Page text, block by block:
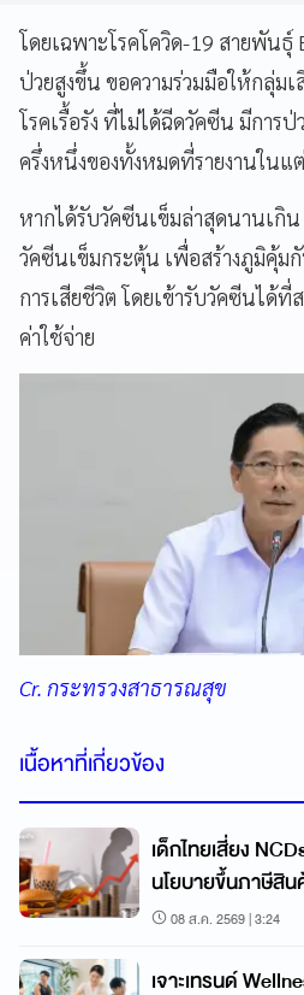
โดยเฉพาะโรคโควิด-19 สายพัน
ป่วยสูงขึ้น ขอความร่วมมือให้กลุ่ม
โรคเรื้อรัง ที่ไม่ได้ฉีดวัคซีน มีการป่
ครึ่งหนึ่งของทั้งหมดที่รายงานในแ
หากได้รับวัคซีนเข็มล่าสุดนานเกิ
วัคซีนเข็มกระตุ้น เพื่อสร้างภูมิคุ้
การเสียชีวิต โดยเข้ารับวัคซีนได้
ค่าใช้จ่าย
Cr. กระทรวงสาธารณสุข
เนื้อหาที่เกี่ยวข้อง
เด็กไทยเสี่ยง
นโยบายขึ้นภาษีสิ
08 ส.ค. 2569 | 3:24
เจาะเทรนด์